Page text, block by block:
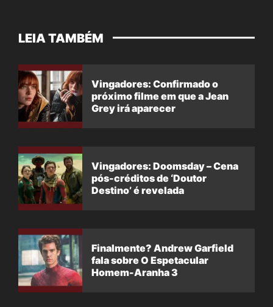
LEIA TAMBÉM
Vingadores: Confirmado o
próximo filme em que a Jean
Grey irá aparecer
Vingadores: Doomsday – Cena
pós-créditos de ‘Doutor
Destino’ é revelada
Finalmente? Andrew Garfield
fala sobre O Espetacular
Homem-Aranha 3